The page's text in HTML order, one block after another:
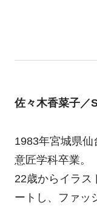
佐々木香菜子／
1983年宮城県
意匠学科卒業。
22歳からイラス
ートし、ファッ